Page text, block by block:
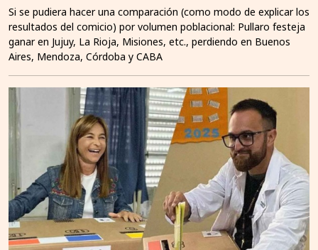
Si se pudiera hacer una comparación (como modo de explicar los
resultados del comicio) por volumen poblacional: Pullaro festeja
ganar en Jujuy, La Rioja, Misiones, etc., perdiendo en Buenos
Aires, Mendoza, Córdoba y CABA